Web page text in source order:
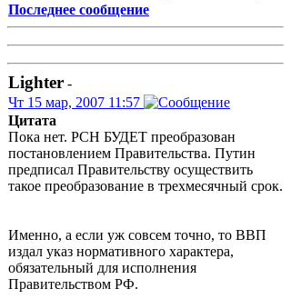
Последнее сообщение
Lighter -
Чт 15 мар, 2007 11:57
Цитата
Пока нет. РСН БУДЕТ преобразован
постановлением Правительства. Путин
предписал Правительству осуществить
такое преобразование в трехмесячный срок.
Именно, а если уж совсем точно, то ВВП
издал указ нормативного характера,
обязательный для исполнения
Правительством РФ.